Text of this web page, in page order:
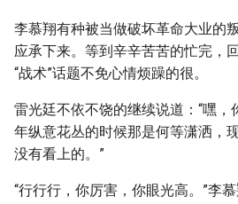
李慕翔有种被当做破坏革命大业的
应承下来。等到辛辛苦苦的忙完，
“战术”话题不免心情烦躁的很。
雷光廷不依不饶的继续说道：“嘿，
年纵意花丛的时候那是何等潇洒，
没有看上的。”
“行行行，你厉害，你眼光高。”李慕